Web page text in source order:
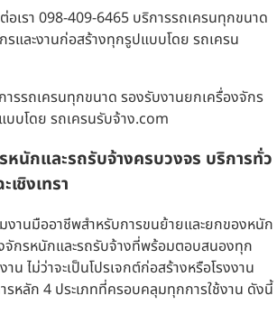
อเรา 098-409-6465 บริการรถเครนทุกขนาด
และงานก่อสร้างทุกรูปแบบโดย รถเครน
ารรถเครนทุกขนาด รองรับงานยกเครื่องจักร
บบโดย รถเครนรับจ้าง.com
หนักและรถรับจ้างครบวงจร บริการทั่ว
ชิงเทรา
านมืออาชีพสำหรับการขนย้ายและยกของหนัก
งจักรหนักและรถรับจ้างที่พร้อมตอบสนองทุก
น ไม่ว่าจะเป็นโปรเจกต์ก่อสร้างหรือโรงงาน
รหลัก 4 ประเภทที่ครอบคลุมทุกการใช้งาน ดังนี้